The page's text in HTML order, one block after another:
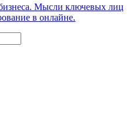
Мысли ключевых лиц
в онлайне.